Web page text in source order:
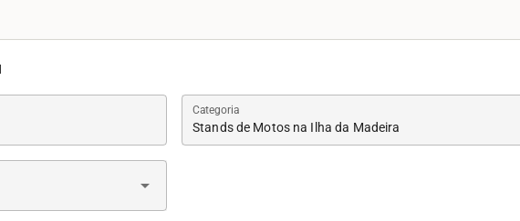
Stands de Motos na Ilha da Madeira
Categoria
arrow_drop_down